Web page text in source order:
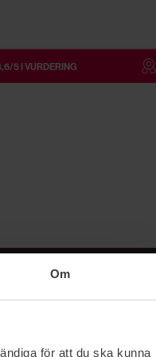
Om
för att du ska kunna
5 I VURDERING
Følg oss